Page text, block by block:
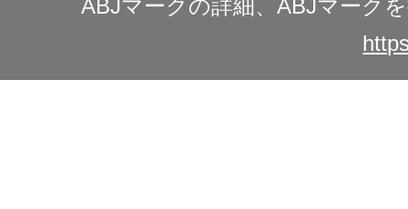
ABJマークの詳細、ABJマーク